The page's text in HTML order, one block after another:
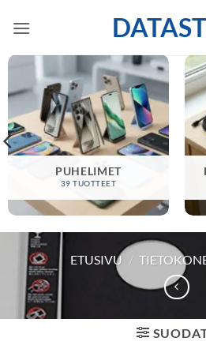
PUHELIMET
39 TUOTTEET
ETUSIVU /